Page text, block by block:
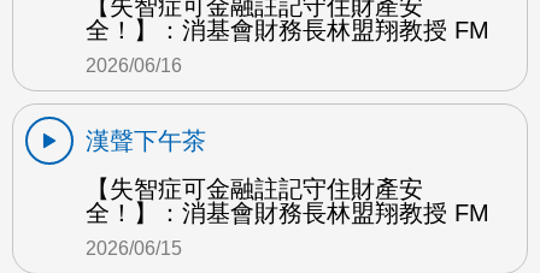
【失智症可金融註記守住財產安
全！】：消基會財務長林盟翔教授 FM
2026/06/16
漢聲下午茶
【失智症可金融註記守住財產安
全！】：消基會財務長林盟翔教授 FM
2026/06/15